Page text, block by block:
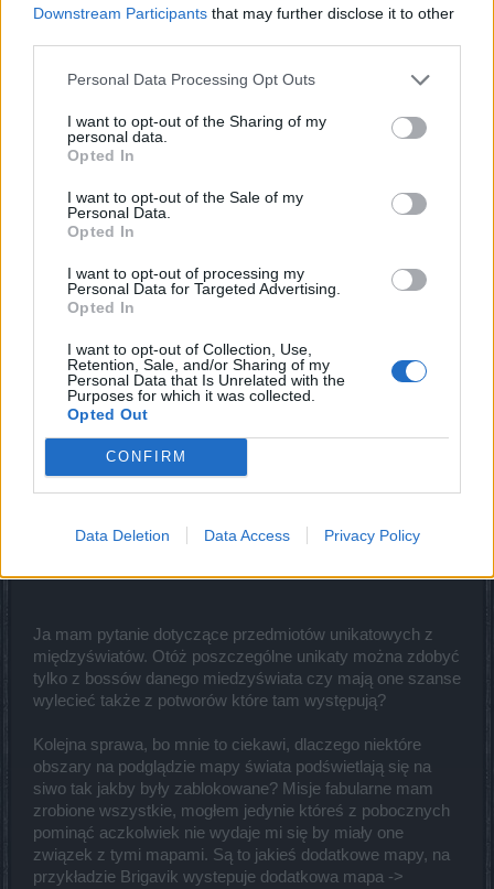
Downstream Participants that may further disclose it to other
Personal Data Processing Opt Outs
I want to opt-out of the Sharing of my
personal data.
Opted In
I want to opt-out of the Sale of my
Personal Data.
Opted In
I want to opt-out of processing my
Personal Data for Targeted Advertising.
Opted In
I want to opt-out of Collection, Use,
Retention, Sale, and/or Sharing of my
Personal Data that Is Unrelated with the
Purposes for which it was collected.
Opted Out
CONFIRM
Data Deletion Data Access Privacy Policy
Nie wiem, jak stoisz ogólnie z postacią, ale misja, którą
wcześniej wymieniałem, należy do zadań fabularnych (tych
zadania, trzeba zrobić również te wcześniejsze misje
Sep 27, 2022
Spide
Active Author
nacek111 said:
Ogólnie to musisz zacząć dalszą część fabuły po Lor'Tac,
z tego co pamiętam to chyba musisz mieć skończoną
misje z zabiciem balora ale mogę się mylić. Misję zaczyna
się bodajże u Amona ale pewności już nie mam bo kawał
czasu temu to robiłem. Questów jest dość dużo i trochę z
tym zabawy jest, aczkolwiek jeśli wcześniej tego nie robiłeś
gdyż wymagany jest do tego event Straszliwe Cienie bo w
pewnym momencie musisz udać się na zamek Sargona a
Ja mam pytanie dotyczące przedmiotów unikatowych z
międzyświatów. Otóż poszczególne unikaty można zdobyć
tylko z bossów danego miedzyświata czy mają one szanse
wylecieć także z potworów które tam występują?
Kolejna sprawa, bo mnie to ciekawi, dlaczego niektóre
obszary na podglądzie mapy świata podświetlają się na
siwo tak jakby były zablokowane? Misje fabularne mam
zrobione wszystkie, mogłem jedynie któreś z pobocznych
pominąć aczkolwiek nie wydaje mi się by miały one
związek z tymi mapami. Są to jakieś dodatkowe mapy, na
przykładzie Brigavik wystepuje dodatkowa mapa ->